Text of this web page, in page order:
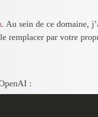
. Au sein de ce domaine,
remplacer par votre
: